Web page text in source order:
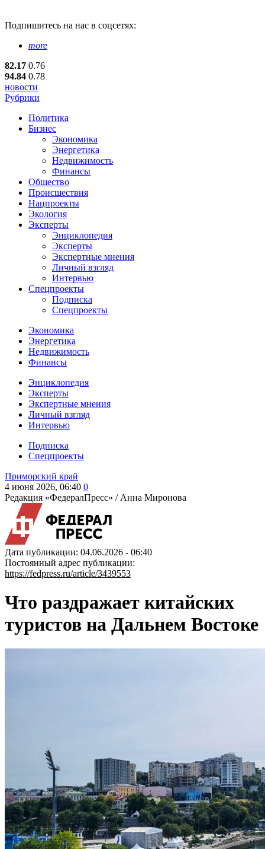
Подпишитесь на нас в соцсетях:
more
82.17 0.76
94.84 0.78
новости
Рубрики
Политика
Бизнес
Экономика
Энергетика
Недвижимость
Финансы
Общество
Происшествия
Нацпроекты
Экология
Эксперты
Энциклопедия
Эксперты
Экспертные мнения
Личный взгляд
Интервью
Спецпроекты
Подписка
Спецпроекты
Экономика
Энергетика
Недвижимость
Финансы
Энциклопедия
Эксперты
Экспертные мнения
Личный взгляд
Интервью
Подписка
Спецпроекты
Приморский край
4 июня 2026, 06:40 0
Редакция «ФедералПресс» / Анна Миронова
Дата публикации: 04.06.2026 - 06:40
Постоянный адрес публикации:
https://fedpress.ru/article/3439553
Что раздражает китайских
туристов на Дальнем Востоке